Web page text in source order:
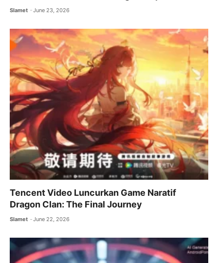
Slamet June 23, 2026
Tencent Video Luncurkan Game Naratif
Dragon Clan: The Final Journey
Slamet June 22, 2026